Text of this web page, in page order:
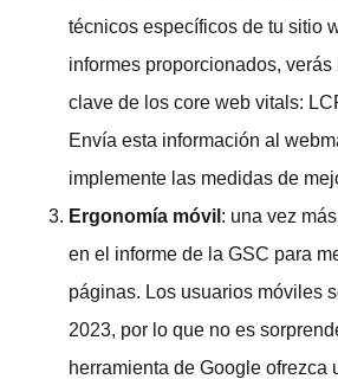
técnicos específicos de tu sitio
informes proporcionados,
clave de los core web vitals:
Envía esta información al
implemente las medidas de
Ergonomía móvil : una vez
en el informe de la GSC para
páginas. Los usuarios móviles
2023, por lo que no es
herramienta de Google ofrezca